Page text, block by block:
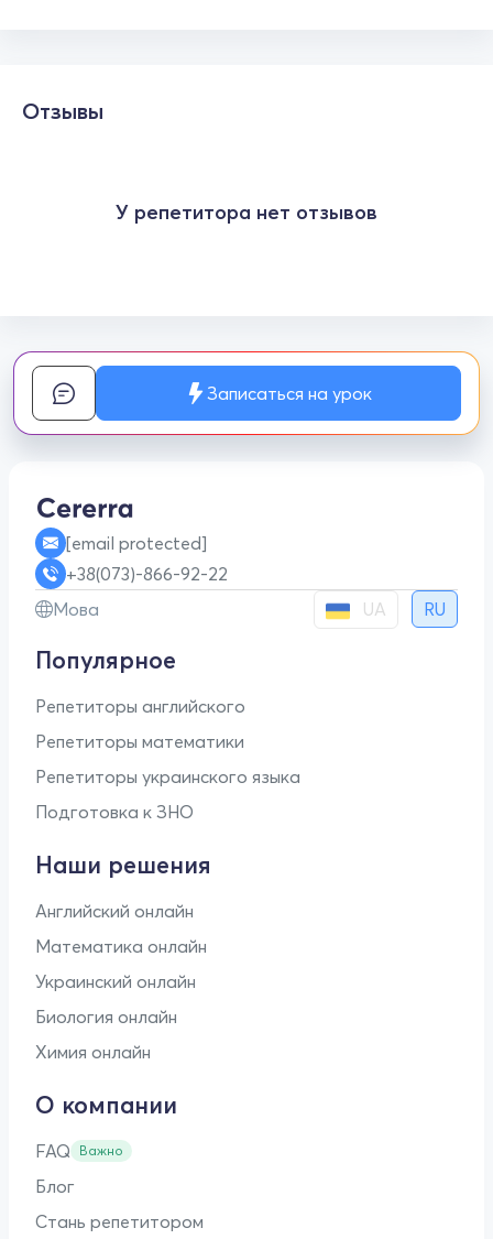
Отзывы
У репетитора нет отзывов
Записаться на урок
[email protected]
+38(073)-866-92-22
Мова
UA RU
Популярное
Репетиторы английского
Репетиторы математики
Репетиторы украинского языка
Подготовка к ЗНО
Наши решения
Английский онлайн
Математика онлайн
Украинский онлайн
Биология онлайн
Химия онлайн
О компании
FAQ Важно
Блог
Стань репетитором